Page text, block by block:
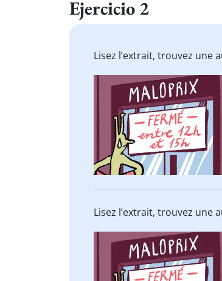
Ejercicio 2
Lisez l’extrait, trouvez une
Lisez l’extrait, trouvez une